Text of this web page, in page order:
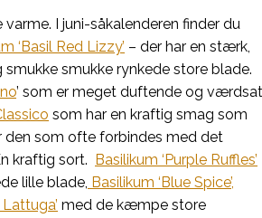
varme. I juni-såkalenderen finder du
‘Basil Red Lizzy’ – der har en stærk,
smukke rynkede store blade.
’ som er meget duftende og værdsat
som har en kraftig smag som
den som ofte forbindes med det
kraftig sort.
Basilikum ‘Purple Ruffles’
lille blade, Basilikum ‘Blue Spice’,
med de kæmpe store